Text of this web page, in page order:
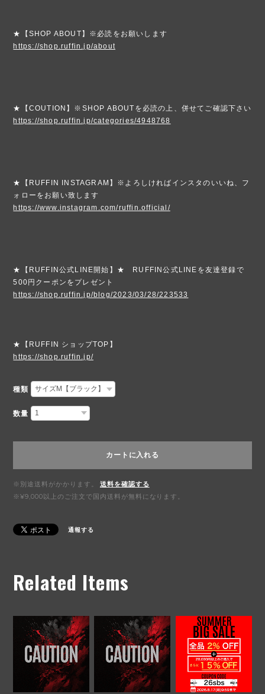
★【SHOP ABOUT】※必読をお願いします
https://shop.ruffin.jp/about
★【COUTION】※SHOP ABOUTを必読の上、併せてご確認下さい
https://shop.ruffin.jp/categories/4948768
★【RUFFIN INSTAGRAM】※よろしければインスタのいいね、フ
ォローをお願い致します
https://www.instagram.com/ruffin.official/
★【RUFFIN公式LINE開始】★ RUFFIN公式LINEを友達登録で
500円クーポンをプレゼント
https://shop.ruffin.jp/blog/2023/03/28/223533
★【RUFFIN ショップTOP】
https://shop.ruffin.jp/
種類
数量
カートに入れる
※別途送料がかかります。
送料を確認する
※¥9,000以上のご注文で国内送料が無料になります。
通報する
Related Items